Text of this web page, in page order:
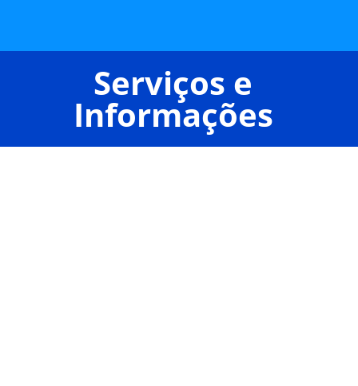
Serviços e
Informações